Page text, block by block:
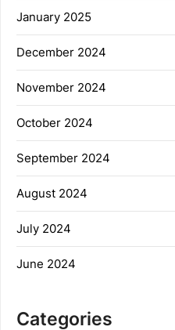
January 2025
December 2024
November 2024
October 2024
September 2024
August 2024
July 2024
June 2024
Categories